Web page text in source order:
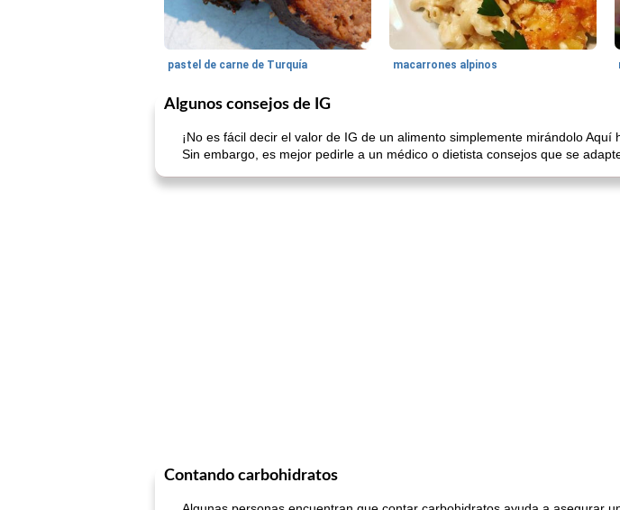
pastel de carne de Turquía macarrones alpinos
Algunos consejos de IG
¡No es fácil decir el valor de IG de un alimento simplemente mirándolo
Sin embargo, es mejor pedirle a un médico o dietista consejos que se
Contando carbohidratos